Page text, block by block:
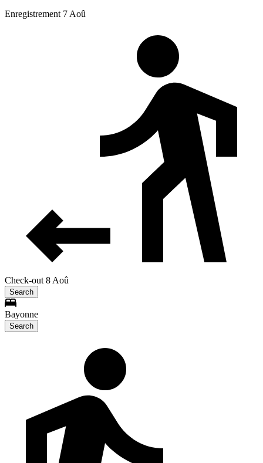
Enregistrement 7 Aoû
Check-out 8 Aoû
Search
Bayonne
Search